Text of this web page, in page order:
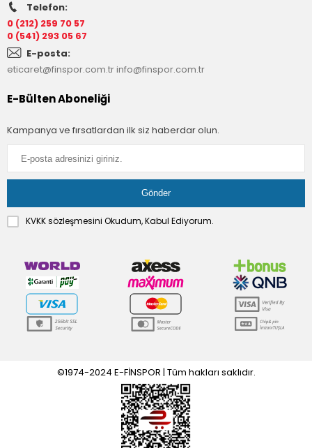
Telefon:
0 (212) 259 70 57
0 (541) 293 05 67
E-posta:
eticaret@finspor.com.trinfo@finspor.com.tr
E-Bülten Aboneliği
Kampanya ve fırsatlardan ilk siz haberdar olun.
KVKK sözleşmesini Okudum, Kabul Ediyorum.
©1974-2024 E-FİNSPOR | Tüm hakları saklıdır.